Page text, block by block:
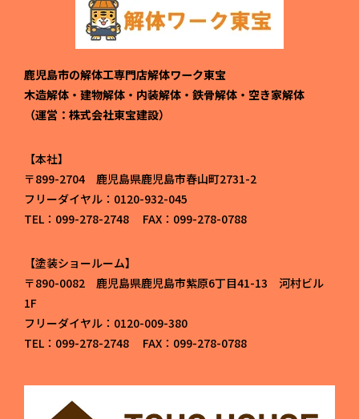
鹿児島市の解体工専門店解体ワーク東宝
木造解体・建物解体・内装解体・鉄骨解体・空き家解体
（運営：株式会社東宝建設）
本社
〒899-2704 鹿児島県鹿児島市春山町2731-2
フリーダイヤル：0120-932-045
TEL：099-278-2748 FAX：099-278-0788
塗装ショールーム
〒890-0082 鹿児島県鹿児島市紫原6丁目41-13 河村ビル
1F
フリーダイヤル：0120-009-380
TEL：099-278-2748 FAX：099-278-0788